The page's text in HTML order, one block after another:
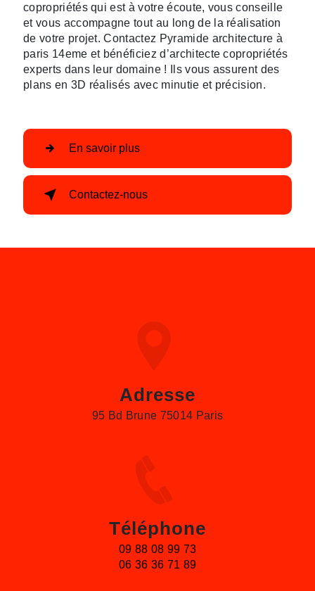
copropriétés qui est à votre écoute, vous conseille
et vous accompagne tout au long de la réalisation
de votre projet. Contactez Pyramide architecture à
paris 14eme et bénéficiez d’architecte copropriétés
experts dans leur domaine ! Ils vous assurent des
plans en 3D réalisés avec minutie et précision.
En savoir plus
Contactez-nous
Adresse
95 Bd Brune 75014 Paris
Téléphone
09 88 08 99 73
06 36 36 71 89